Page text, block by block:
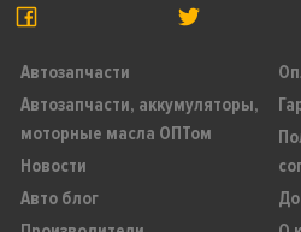
Автозапчасти
Автозапчасти, аккумуляторы,
моторные масла ОПТом
Новости
Авто блог